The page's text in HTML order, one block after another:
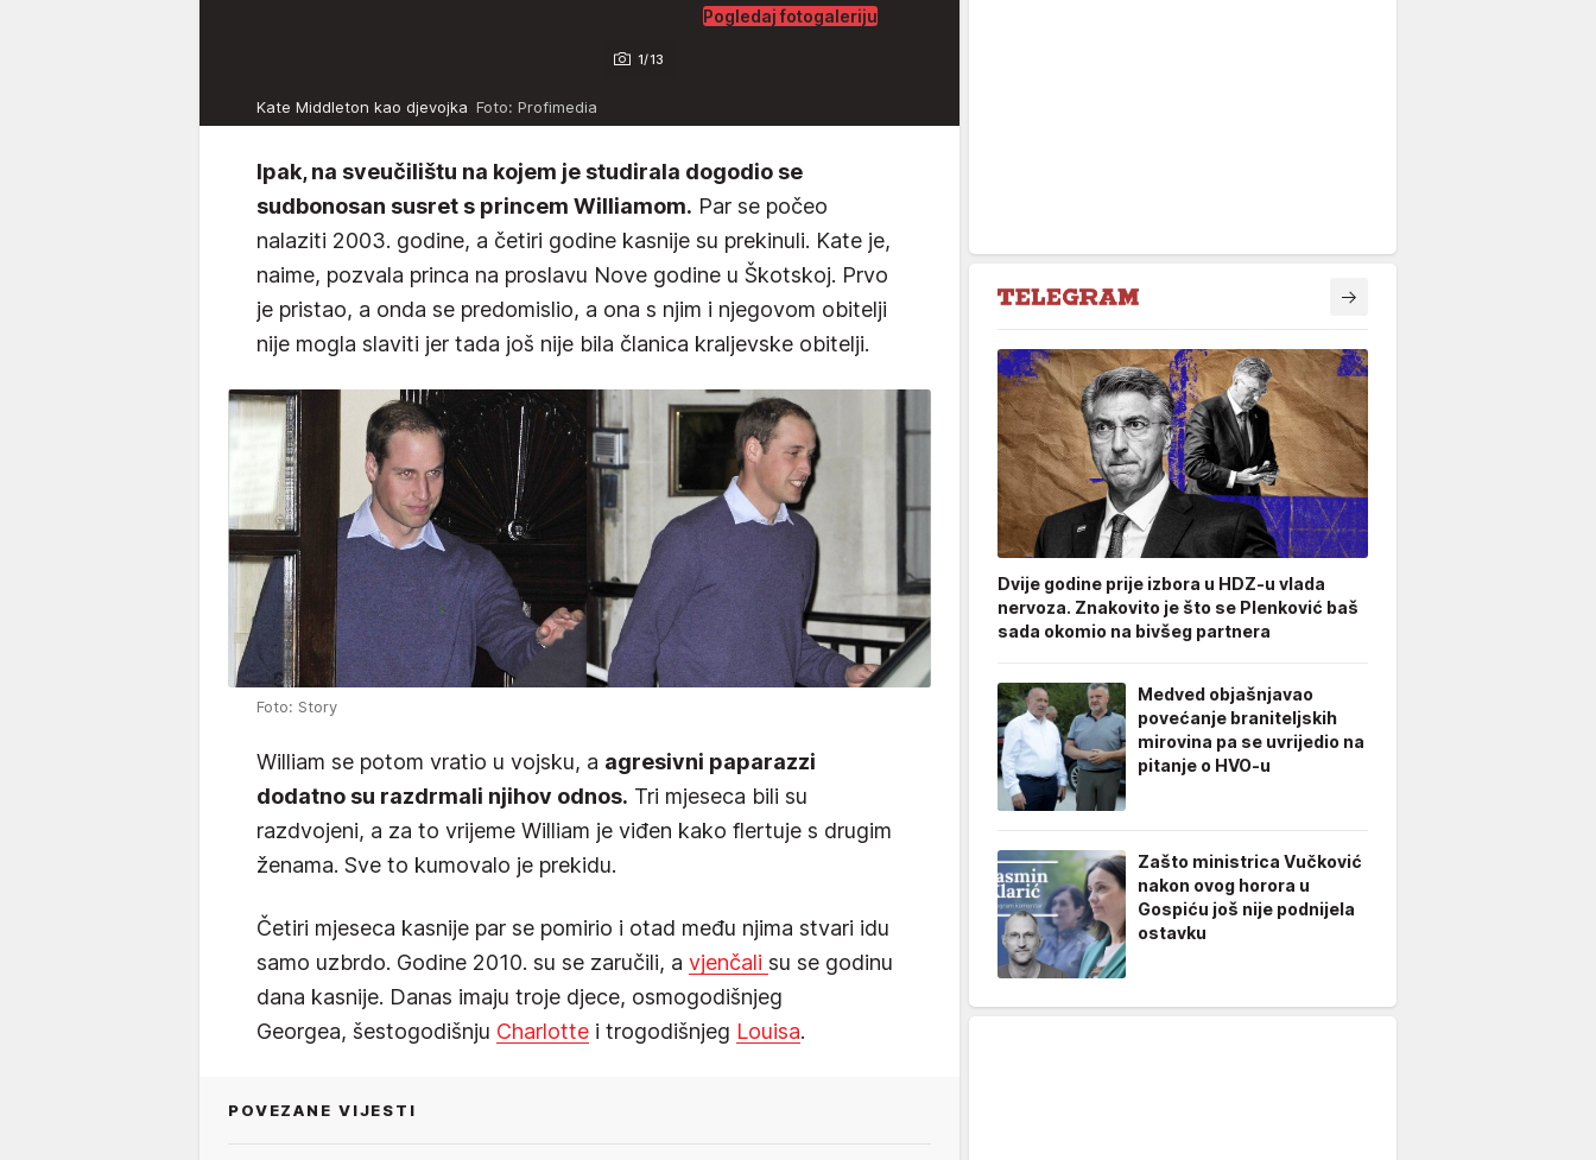
1/13
Pogledaj fotogaleriju
Kate Middleton kao djevojka Foto: Profimedia
Ipak, na sveučilištu na kojem je studirala dogodio se
sudbonosan susret s princem Williamom. Par se počeo
nalaziti 2003. godine, a četiri godine kasnije su prekinuli. Kate je,
naime, pozvala princa na proslavu Nove godine u Škotskoj. Prvo
je pristao, a onda se predomislio, a ona s njim i njegovom obitelji
nije mogla slaviti jer tada još nije bila članica kraljevske obitelji.
Foto: Story
William se potom vratio u vojsku, a agresivni paparazzi
dodatno su razdrmali njihov odnos. Tri mjeseca bili su
razdvojeni, a za to vrijeme William je viđen kako flertuje s drugim
ženama. Sve to kumovalo je prekidu.
Četiri mjeseca kasnije par se pomirio i otad među njima stvari idu
samo uzbrdo. Godine 2010. su se zaručili, a vjenčali su se godinu
dana kasnije. Danas imaju troje djece, osmogodišnjeg
Georgea, šestogodišnju Charlotte i trogodišnjeg Louisa.
POVEZANE VIJESTI
Dvije godine prije izbora u HDZ-u vlada
nervoza. Znakovito je što se Plenković baš
sada okomio na bivšeg partnera
Medved objašnjavao
povećanje braniteljskih
mirovina pa se uvrijedio na
pitanje o HVO-u
Zašto ministrica Vučković
nakon ovog horora u
Gospiću još nije podnijela
ostavku